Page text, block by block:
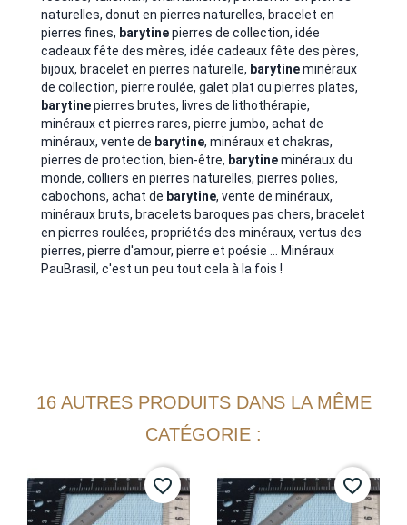
naturelles, donut en pierres naturelles, bracelet en
pierres fines, barytinepierres de collection, idée
cadeaux fête des mères, idée cadeaux fête des pères,
bijoux, bracelet en pierres naturelle, barytineminéraux
de collection, pierre roulée, galet plat ou pierres plates,
barytinepierres brutes, livres de lithothérapie,
minéraux et pierres rares, pierre jumbo, achat de
minéraux, vente de barytine, minéraux et chakras,
pierres de protection, bien-être, barytineminéraux du
monde, colliers en pierres naturelles, pierres polies,
cabochons, achat de barytine, vente de minéraux,
minéraux bruts, bracelets baroques pas chers, bracelet
en pierres roulées, propriétés des minéraux, vertus des
pierres, pierre d'amour, pierre et poésie ... Minéraux
PauBrasil, c'est un peu tout cela à la fois !
16 AUTRES PRODUITS DANS LA MÊME
CATÉGORIE :
favorite_border favorite_border